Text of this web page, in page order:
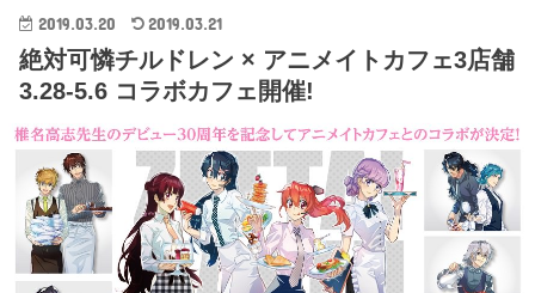
2019.03.20 2019.03.21
絶対可憐チルドレン × アニメイトカフェ3店舗
3.28-5.6 コラボカフェ開催!